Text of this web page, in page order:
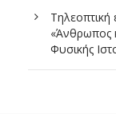
«Άνθρωπος
Φυσικής